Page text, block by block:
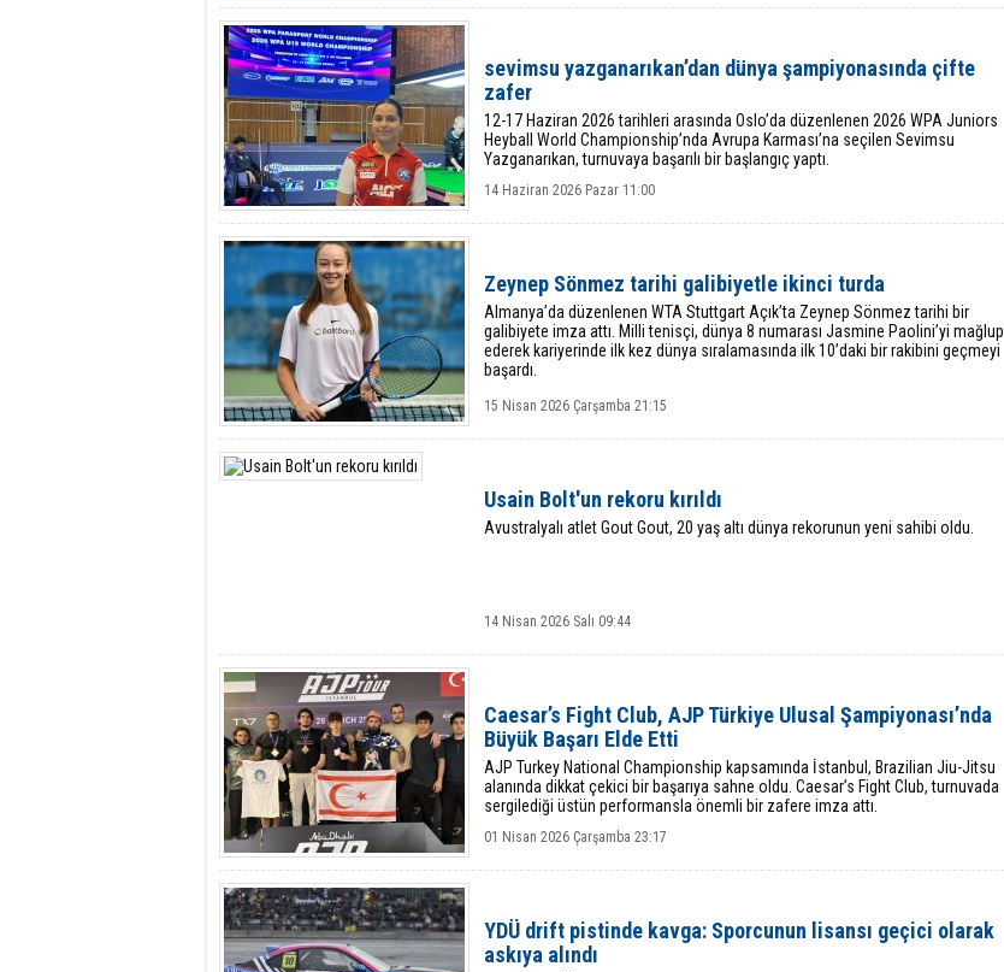
sevimsu yazganarıkan’dan dünya şampiyonasında çifte
zafer
12-17 Haziran 2026 tarihleri arasında Oslo’da düzenlenen 2026 WPA Juniors
Heyball World Championship’nda Avrupa Karması’na seçilen Sevimsu
Yazganarıkan, turnuvaya başarılı bir başlangıç yaptı.
14 Haziran 2026 Pazar 11:00
Zeynep Sönmez tarihi galibiyetle ikinci turda
Almanya’da düzenlenen WTA Stuttgart Açık’ta Zeynep Sönmez tarihi bir
galibiyete imza attı. Milli tenisçi, dünya 8 numarası Jasmine Paolini’yi mağlup
ederek kariyerinde ilk kez dünya sıralamasında ilk 10’daki bir rakibini geçmeyi
başardı.
15 Nisan 2026 Çarşamba 21:15
Usain Bolt'un rekoru kırıldı
Avustralyalı atlet Gout Gout, 20 yaş altı dünya rekorunun yeni sahibi oldu.
14 Nisan 2026 Salı 09:44
Caesar’s Fight Club, AJP Türkiye Ulusal Şampiyonası’nda
Büyük Başarı Elde Etti
AJP Turkey National Championship kapsamında İstanbul, Brazilian Jiu-Jitsu
alanında dikkat çekici bir başarıya sahne oldu. Caesar’s Fight Club, turnuvada
sergilediği üstün performansla önemli bir zafere imza attı.
01 Nisan 2026 Çarşamba 23:17
YDÜ drift pistinde kavga: Sporcunun lisansı geçici olarak
askıya alındı